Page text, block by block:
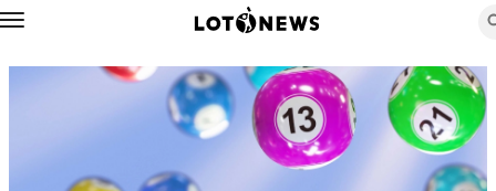
Назад